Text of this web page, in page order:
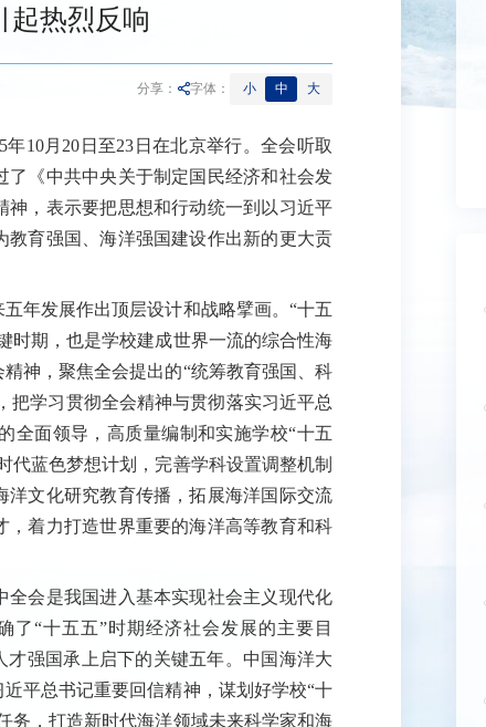
起热烈反响
分享： 字体： 小 中 大
10月20日至23日在北京举行。全会听取
《中共中央关于制定国民经济和社会发
神，表示要把思想和行动统一到以习近平
教育强国、海洋强国建设作出新的更大贡
发展作出顶层设计和战略擘画。“十五
时期，也是学校建成世界一流的综合性海
神，聚焦全会提出的“统筹教育强国、科
把学习贯彻全会精神与贯彻落实习近平总
全面领导，高质量编制和实施学校“十五
代蓝色梦想计划，完善学科设置调整机制
文化研究教育传播，拓展海洋国际交流
着力打造世界重要的海洋高等教育和科
会是我国进入基本实现社会主义现代化
“十五五”时期经济社会发展的主要目
才强国承上启下的关键五年。中国海洋大
平总书记重要回信精神，谋划好学校“十
务，打造新时代海洋领域未来科学家和海